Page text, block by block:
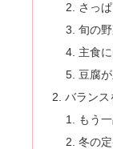
さっ
旬の
主食
豆腐
バランス
もう
冬の